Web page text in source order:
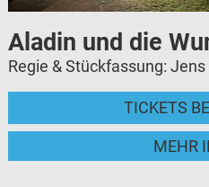
Aladin und die
Regie & Stückfassung: Jens
TICKETS
MEHR